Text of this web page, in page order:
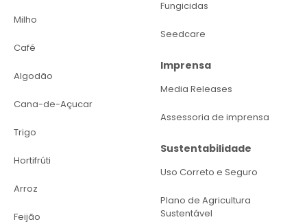
Milho
Café
Algodão
Cana-de-Açucar
Trigo
Hortifrúti
Arroz
Feijão
Fungicidas
Seedcare
Imprensa
Media Releases
Assessoria de imprensa
Sustentabilidade
Uso Correto e Seguro
Plano de Agricultura
Sustentável